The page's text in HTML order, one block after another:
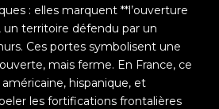
: elles marquent **l’ouverture
un territoire défendu par un
Ces portes symbolisent une
mais ferme. En France, ce
hispanique, et
les fortifications frontalières